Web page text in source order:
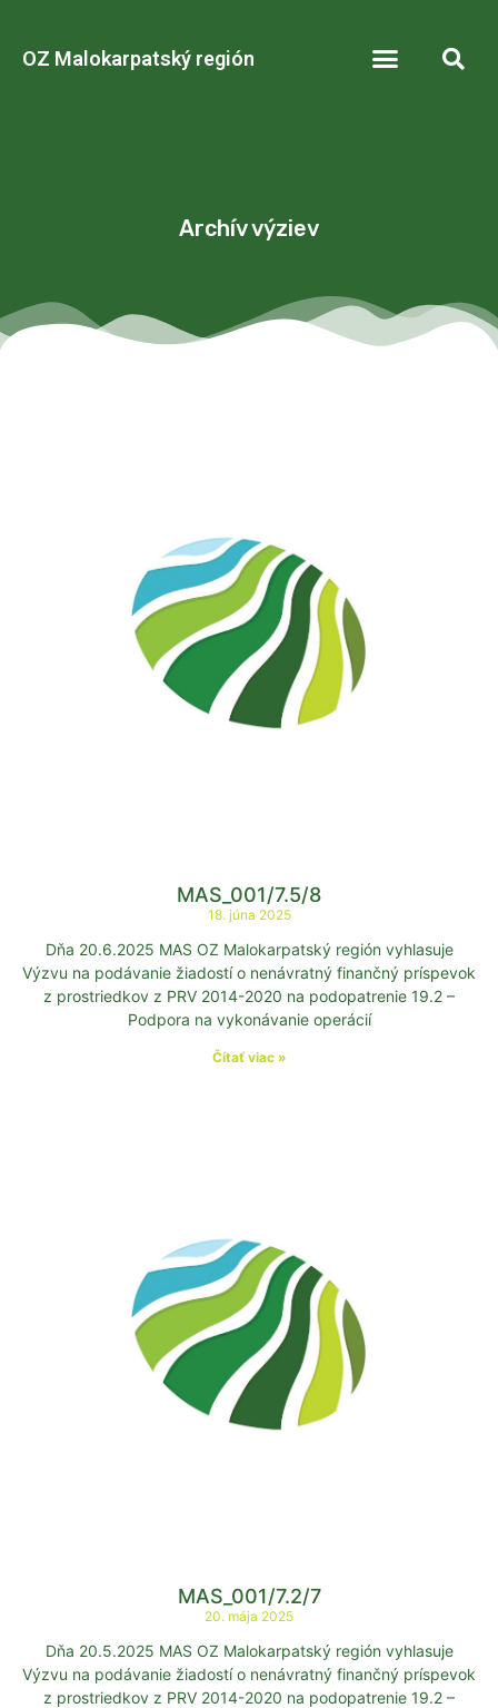
OZ Malokarpatský región
Archív výziev
MAS_001/7.5/8
18. júna 2025
Dňa 20.6.2025 MAS OZ Malokarpatský región vyhlasuje
Výzvu na podávanie žiadostí o nenávratný finančný príspevok
z prostriedkov z PRV 2014-2020 na podopatrenie 19.2 –
Podpora na vykonávanie operácií
Čítať viac »
MAS_001/7.2/7
20. mája 2025
Dňa 20.5.2025 MAS OZ Malokarpatský región vyhlasuje
Výzvu na podávanie žiadostí o nenávratný finančný príspevok
z prostriedkov z PRV 2014-2020 na podopatrenie 19.2 –